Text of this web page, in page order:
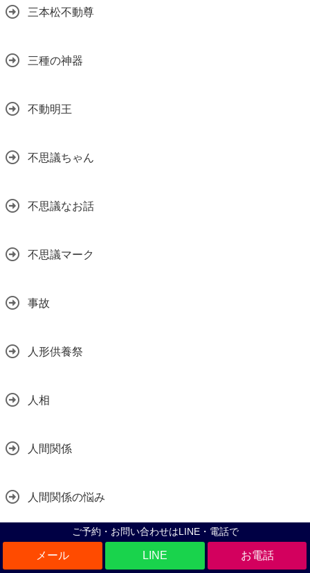
ご予約・お問い合わせはLINE・電話で
LINE
三本松不動尊
三種の神器
不動明王
不思議ちゃん
不思議なお話
不思議マーク
事故
人形供養祭
人相
人間関係
人間関係の悩み
今年のお礼